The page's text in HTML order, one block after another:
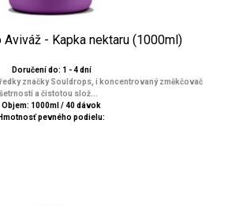
- Kapka nektaru (1000ml)
Doručení do: 1 - 4 dní
značky Souldrops, i koncentrovaný změkčovač
a čistotou slož...
Objem: 1000ml / 40 dávok
Hmotnosť pevného podielu: